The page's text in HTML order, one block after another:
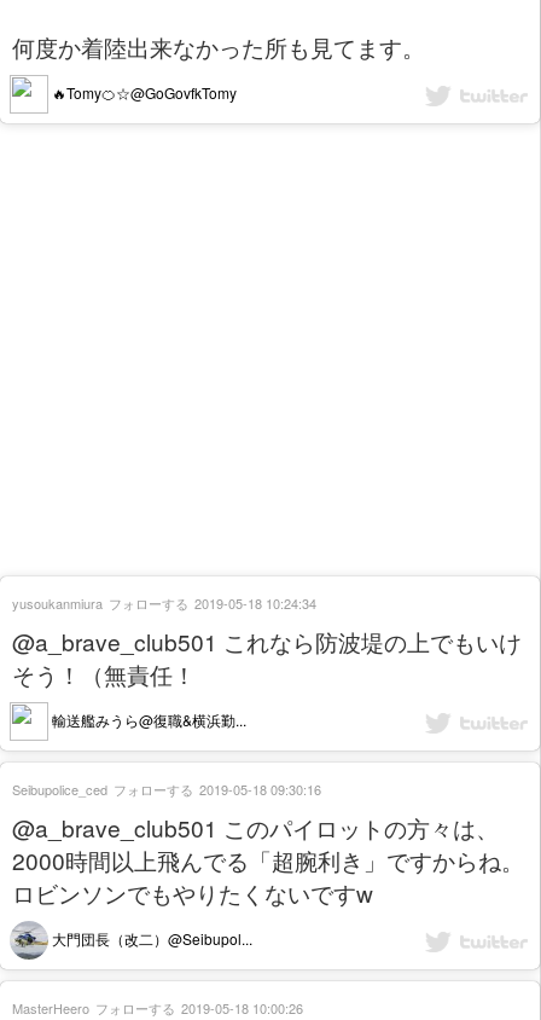
何度か着陸出来なかった所も見てます。
🔥Tomy🍊☆@GoGovfkTomy
@a_brave_club501 これなら防波堤の上でもいけ
そう！（無責任！
輸送艦みうら@復職&横浜勤...
yusoukanmiura フォローする 2019-05-18 10:24:34
@a_brave_club501 このパイロットの方々は、
2000時間以上飛んでる「超腕利き」ですからね。
ロビンソンでもやりたくないですw
大門団長（改二）@Seibupol...
Seibupolice_ced フォローする 2019-05-18 09:30:16
MasterHeero フォローする 2019-05-18 10:00:26